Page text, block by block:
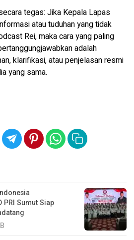
tegas: Jika Kepala Lapas
atau tuduhan yang tidak
Rei, maka cara yang paling
adalah
klarifikasi, atau penjelasan resmi
yang sama.
PRI Sumut Siap